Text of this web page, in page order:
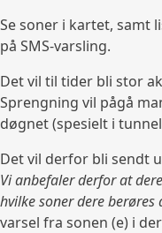
Se soner i kartet, samt
på SMS-varsling.
Det vil til tider bli stor
Sprengning vil pågå
døgnet (spesielt i
Det vil derfor bli sendt
Vi anbefaler derfor at
hvilke soner dere
varsel fra sonen (e) i